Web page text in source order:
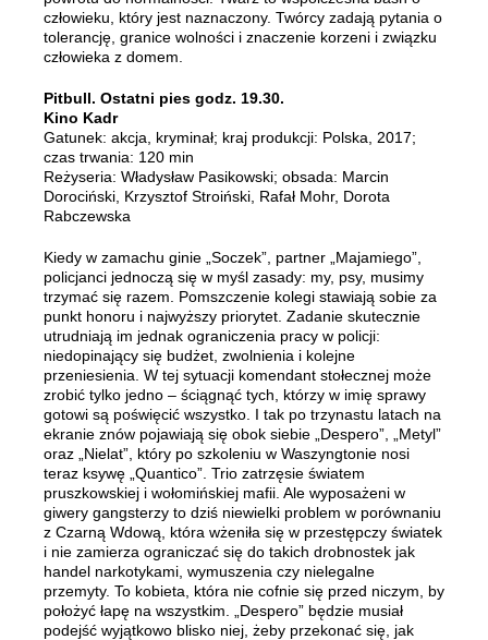
człowieku, który jest naznaczony. Twórcy zadają pytania o
tolerancję, granice wolności i znaczenie korzeni i związku
człowieka z domem.
Pitbull. Ostatni pies godz. 19.30.
Kino Kadr
Gatunek: akcja, kryminał; kraj produkcji: Polska, 2017;
czas trwania: 120 min
Reżyseria: Władysław Pasikowski; obsada: Marcin
Dorociński, Krzysztof Stroiński, Rafał Mohr, Dorota
Rabczewska
Kiedy w zamachu ginie „Soczek”, partner „Majamiego”,
policjanci jednoczą się w myśl zasady: my, psy, musimy
trzymać się razem. Pomszczenie kolegi stawiają sobie za
punkt honoru i najwyższy priorytet. Zadanie skutecznie
utrudniają im jednak ograniczenia pracy w policji:
niedopinający się budżet, zwolnienia i kolejne
przeniesienia. W tej sytuacji komendant stołecznej może
zrobić tylko jedno – ściągnąć tych, którzy w imię sprawy
gotowi są poświęcić wszystko. I tak po trzynastu latach na
ekranie znów pojawiają się obok siebie „Despero”, „Metyl”
oraz „Nielat”, który po szkoleniu w Waszyngtonie nosi
teraz ksywę „Quantico”. Trio zatrzęsie światem
pruszkowskiej i wołomińskiej mafii. Ale wyposażeni w
giwery gangsterzy to dziś niewielki problem w porównaniu
z Czarną Wdową, która wżeniła się w przestępczy światek
i nie zamierza ograniczać się do takich drobnostek jak
handel narkotykami, wymuszenia czy nielegalne
przemyty. To kobieta, która nie cofnie się przed niczym, by
położyć łapę na wszystkim. „Despero” będzie musiał
podejść wyjątkowo blisko niej, żeby przekonać się, jak